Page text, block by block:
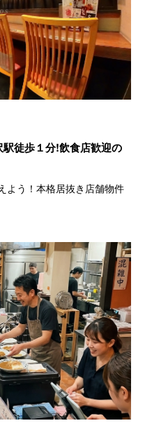
徒歩１分!飲食店歓迎の
よう！本格居抜き店舗物件